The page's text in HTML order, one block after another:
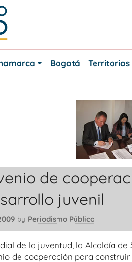
Bogotá Territorios
de
juvenil
by Periodismo Público
de la juventud, la Alcaldía de
de cooperación para